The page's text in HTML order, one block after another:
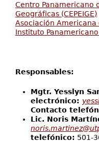
Centro Panamericano
Geográficas (CEPEIGE)
Asociación Americana
Instituto
Responsables:
Mgtr. Yesslyn
electrónico:
Contacto
Lic. Noris
telefónico: 501-